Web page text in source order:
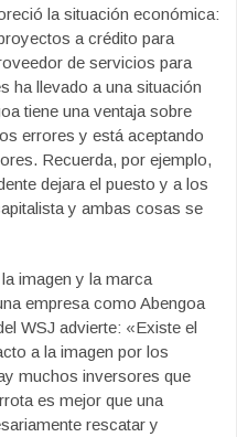
la situación económica:
a crédito para
de servicios para
ha llevado a una situación
tiene una ventaja sobre
errores y está aceptando
Recuerda, por ejemplo,
dejara el puesto y a los
y ambas cosas se
imagen y la marca
empresa como Abengoa
WSJ advierte: «Existe el
a la imagen por los
muchos inversores que
es mejor que una
rescatar y